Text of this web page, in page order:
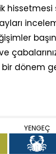
bir dönem
YENGEÇ